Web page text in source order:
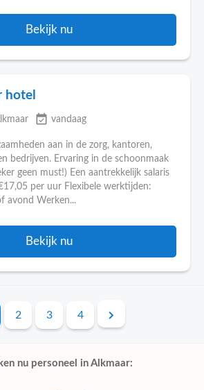
Bekijk nu
hotel
event_available vandaag
aan in de zorg, kantoren,
bedrijven. Ervaring in de schoonmaak
geen must!) Een aantrekkelijk salaris
per uur Flexibele werktijden:
avond Werken...
Bekijk nu
2 3 4
nu personeel in Alkmaar: